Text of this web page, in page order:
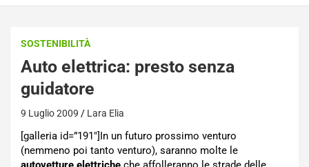
SOSTENIBILITÀ
Auto elettrica: presto senza
guidatore
9 Luglio 2009 Lara Elia
[galleria id=”191″]In un futuro prossimo venturo
(nemmeno poi tanto venturo), saranno molte le